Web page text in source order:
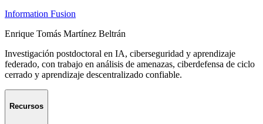
Information Fusion
Enrique Tomás Martínez Beltrán
Investigación postdoctoral en IA, ciberseguridad y aprendizaje
federado, con trabajo en análisis de amenazas, ciberdefensa de ciclo
cerrado y aprendizaje descentralizado confiable.
Recursos